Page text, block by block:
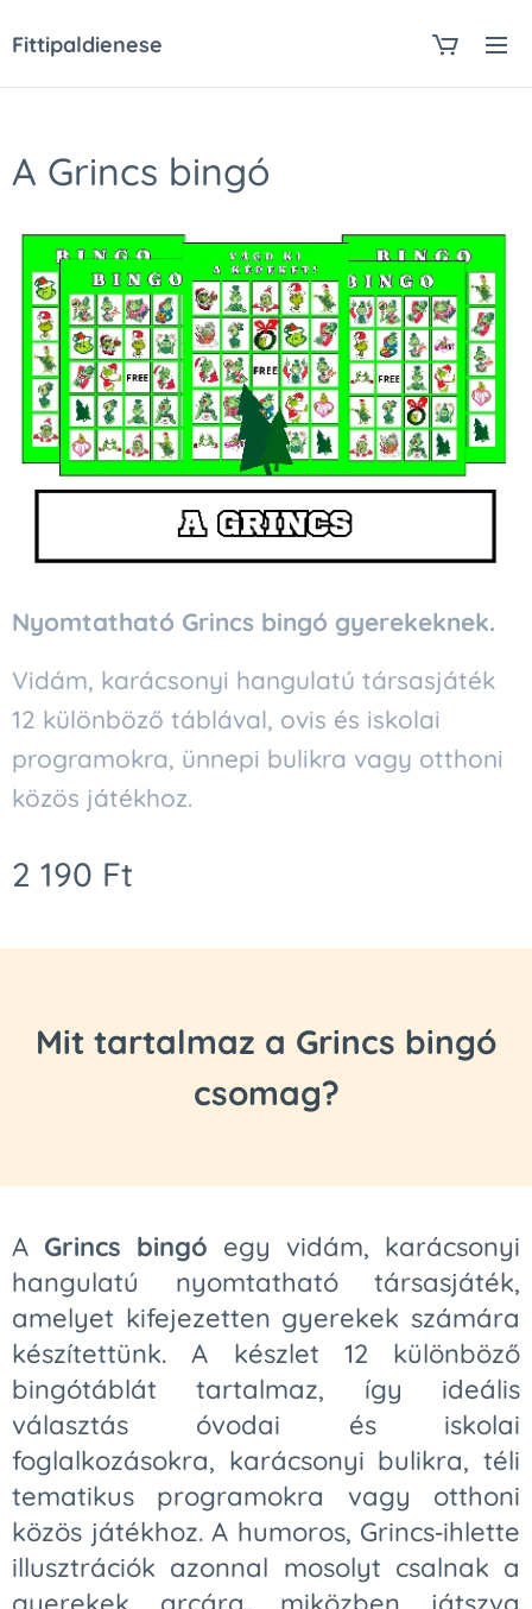
Fittipaldienese
A Grincs bingó
Nyomtatható Grincs bingó gyerekeknek.
Vidám, karácsonyi hangulatú társasjáték
12 különböző táblával, ovis és iskolai
programokra, ünnepi bulikra vagy otthoni
közös játékhoz.
2 190 Ft
Mit tartalmaz a Grincs bingó
csomag?
A Grincs bingó egy vidám, karácsonyi
hangulatú nyomtatható társasjáték,
amelyet kifejezetten gyerekek számára
készítettünk. A készlet 12 különböző
bingótáblát tartalmaz, így ideális
választás óvodai és iskolai
foglalkozásokra, karácsonyi bulikra, téli
tematikus programokra vagy otthoni
közös játékhoz. A humoros, Grincs‑ihlette
illusztrációk azonnal mosolyt csalnak a